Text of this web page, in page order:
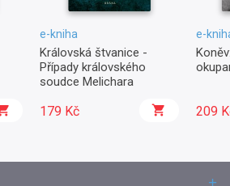
e-kniha
Královská štvanice -
Případy královského
soudce Melichara
179 Kč
e-
209